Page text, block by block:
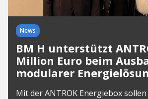
News
BM H unterstützt
Million Euro beim
modularer
Mit der ANTROK Energiebox